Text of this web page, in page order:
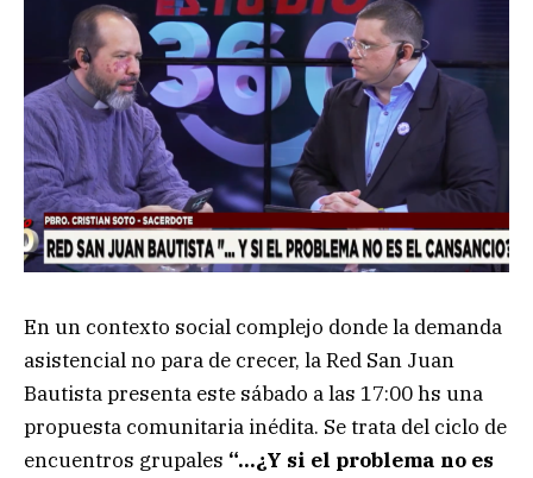
En un contexto social complejo donde la demanda
asistencial no para de crecer, la Red San Juan
Bautista presenta este sábado a las 17:00 hs una
propuesta comunitaria inédita. Se trata del ciclo de
encuentros grupales “…¿Y si el problema no es